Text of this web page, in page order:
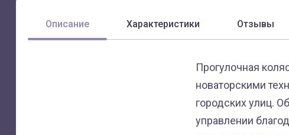
Описание Характеристики Отзывы
Прогулочная
новаторскими
городских улиц.
управлении